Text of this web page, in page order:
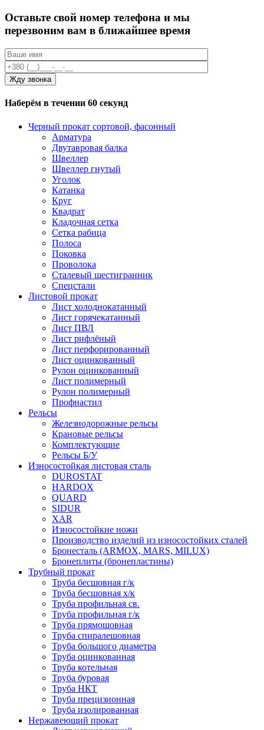
Оставьте свой номер телефона и мы
перезвоним вам в ближайшее время
Наберём в течении 60 секунд
Черный прокат сортовой, фасонный
Арматура
Двутавровая балка
Швеллер
Швеллер гнутый
Уголок
Катанка
Круг
Квадрат
Кладочная сетка
Сетка рабица
Полоса
Поковка
Проволока
Сталевый шестигранник
Спецстали
Листовой прокат
Лист холоднокатанный
Лист горячекатанный
Лист ПВЛ
Лист рифлёный
Лист перфорированный
Лист оцинкованный
Рулон оцинкованный
Лист полимерный
Рулон полимерный
Профнастил
Рельсы
Железнодорожные рельсы
Крановые рельсы
Комплектующие
Рельсы Б/У
Износостойкая листовая сталь
DUROSTAT
HARDOX
QUARD
SIDUR
XAR
Износостойкие ножи
Производство изделий из износостойких сталей
Бронесталь (ARMOX, MARS, MILUX)
Бронеплиты (бронепластины)
Трубный прокат
Труба бесшовная г/к
Труба бесшовная х/к
Труба профильная св.
Труба профильная г/к
Труба прямошовная
Труба спиралешовная
Труба большого диаметра
Труба оцинкованная
Труба котельная
Труба буровая
Труба НКТ
Труба прецизионная
Труба изолированная
Нержавеющий прокат